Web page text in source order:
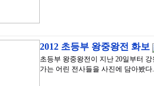
2012 초등부 왕중왕전 화보
초등부 왕중왕전이 지난 20일부터
가는 어린 전사들을 사진에 담아봤